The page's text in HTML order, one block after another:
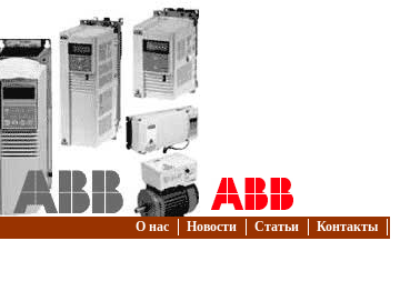
О нас Новости Статьи Контакты